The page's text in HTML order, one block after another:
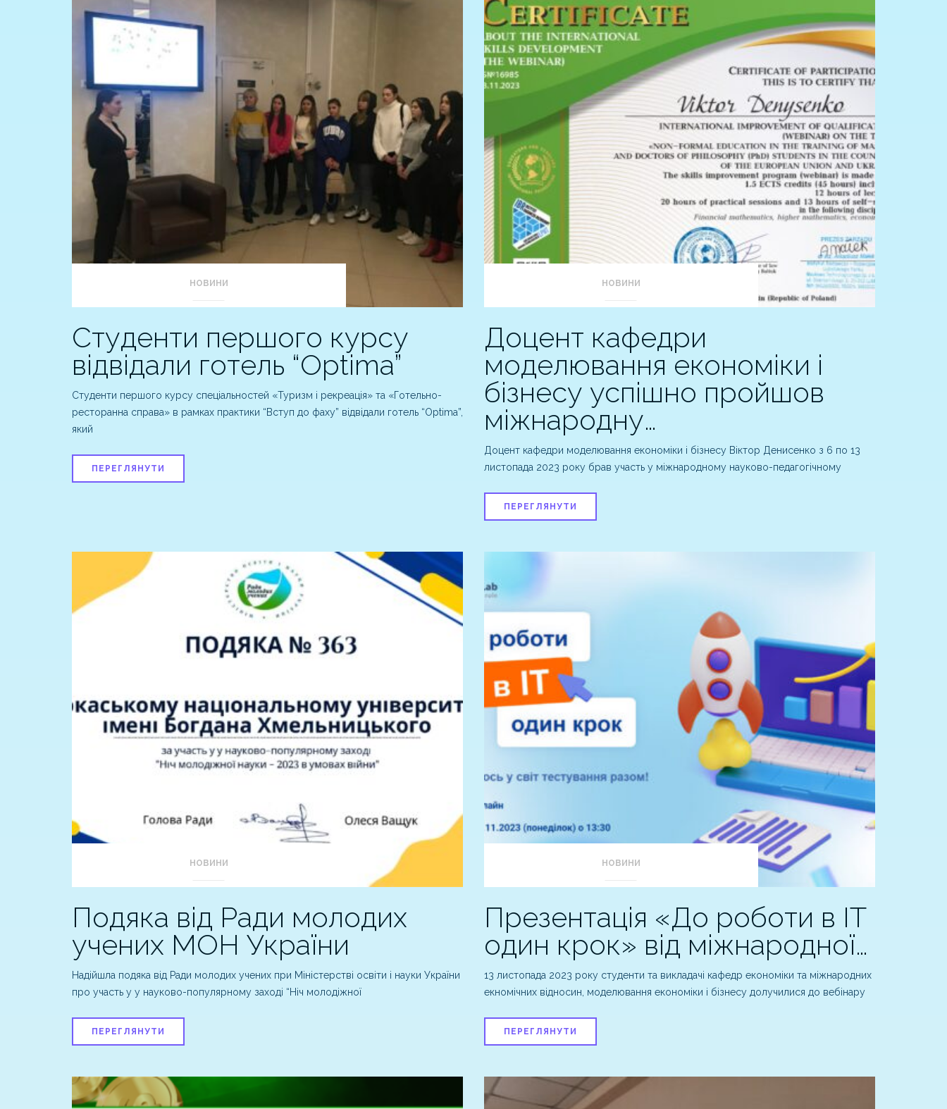
НОВИНИ
Студенти першого курсу
відвідали готель “Оptima”
Студенти першого курсу спеціальностей «Туризм і рекреація» та «Готельно-
ресторанна справа» в рамках практики “Вступ до фаху” відвідали готель “Optima”,
який
ПЕРЕГЛЯНУТИ
НОВИНИ
Доцент кафедри
моделювання економіки і
бізнесу успішно пройшов
міжнародну…
Доцент кафедри моделювання економіки і бізнесу Віктор Денисенко з 6 по 13
листопада 2023 року брав участь у міжнародному науково-педагогічному
ПЕРЕГЛЯНУТИ
НОВИНИ
Подяка від Ради молодих
учених МОН України
Надійшла подяка від Ради молодих учених при Міністерстві освіти і науки України
про участь у у науково-популярному заході “Ніч молодіжної
ПЕРЕГЛЯНУТИ
НОВИНИ
Презентація «До роботи в ІТ
один крок» від міжнародної…
13 листопада 2023 року студенти та викладачі кафедр економіки та міжнародних
екномічних відносин, моделювання економіки і бізнесу долучилися до вебінару
ПЕРЕГЛЯНУТИ